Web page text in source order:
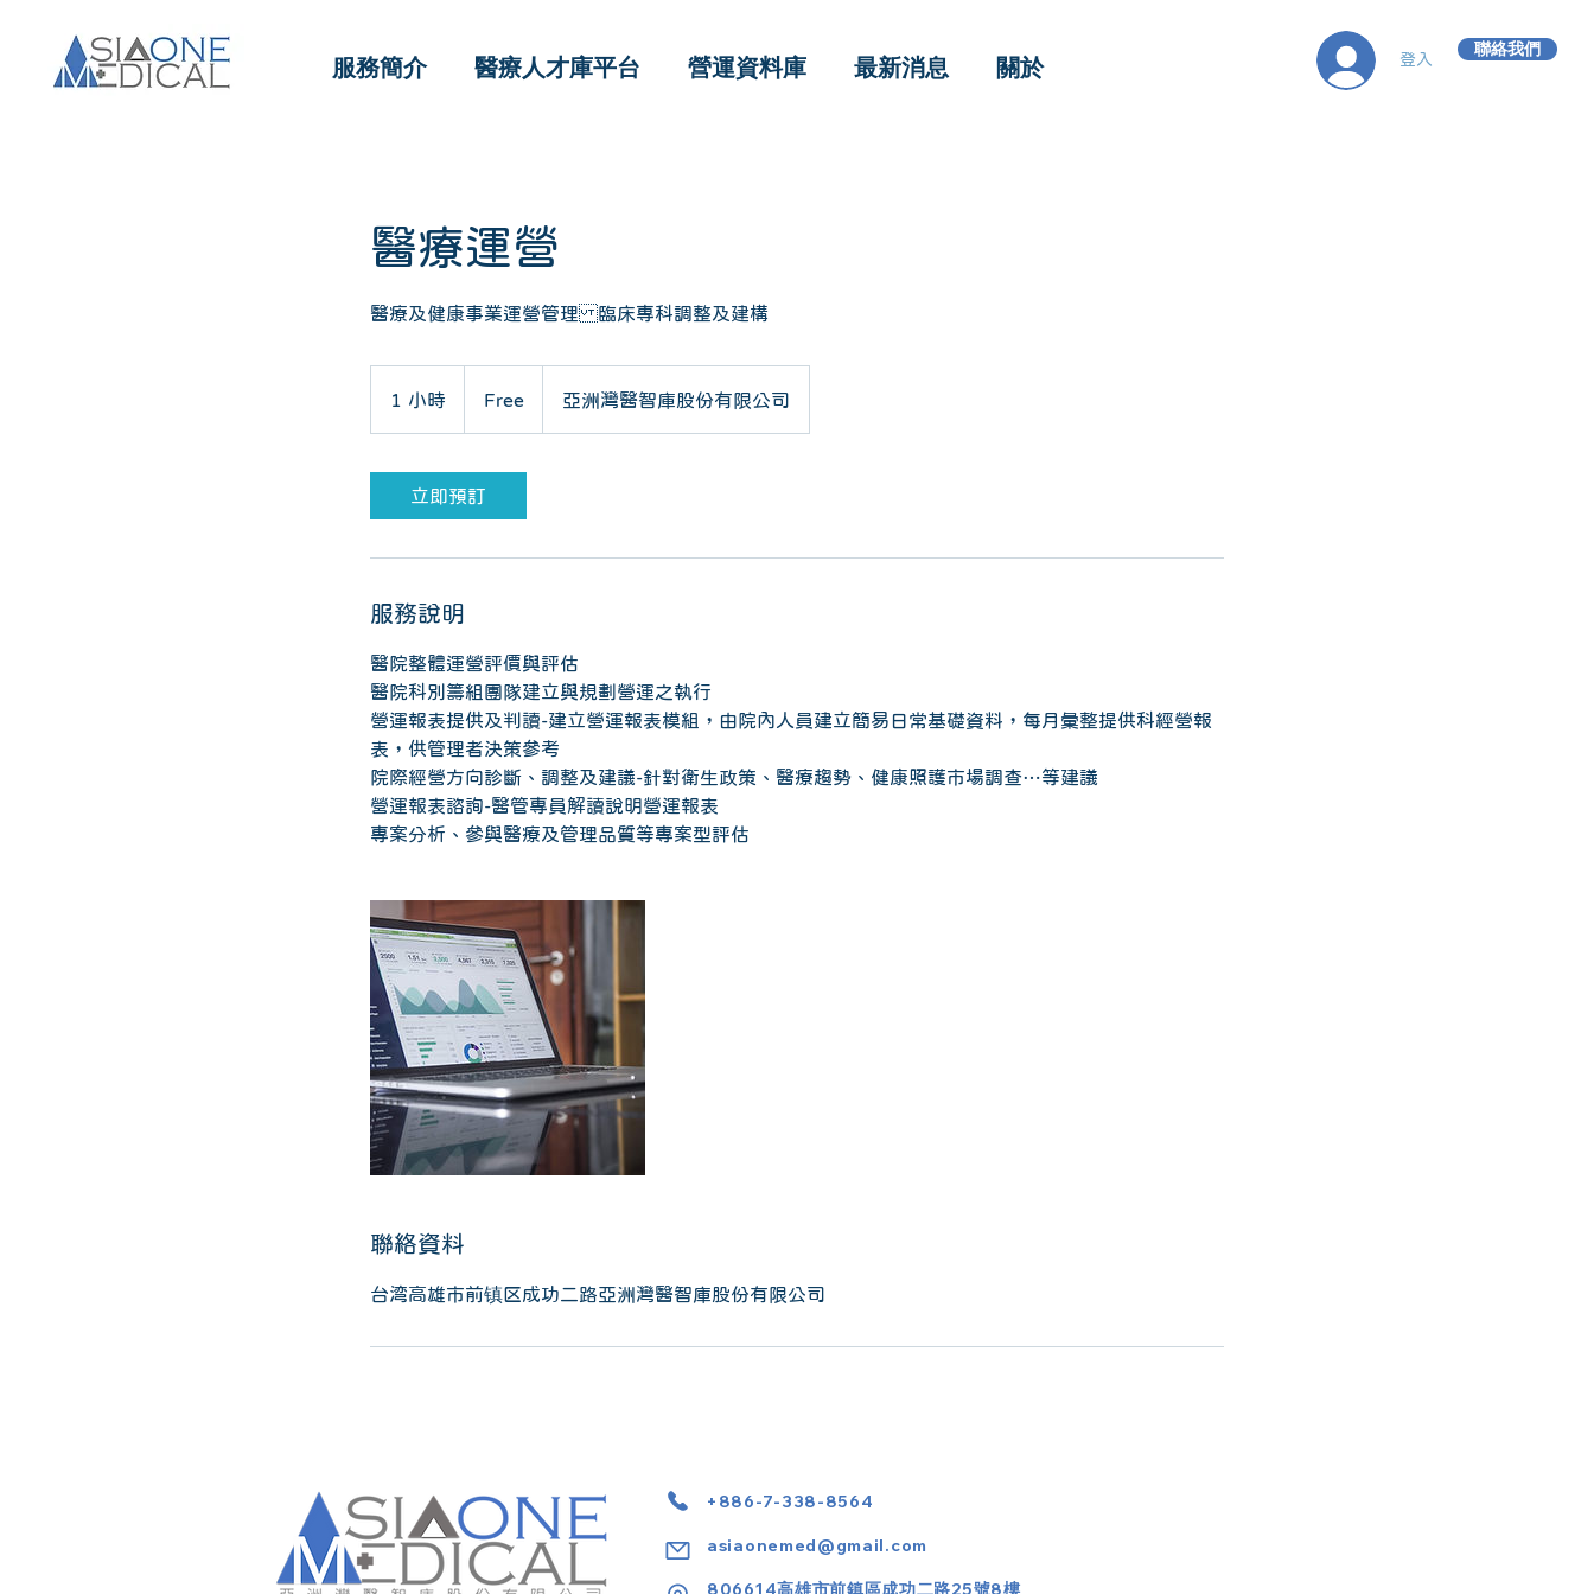
登入
服務簡介 醫療人才庫平台 營運資料庫 最新消息 關於
聯絡我們
醫療運營
醫療及健康事業運營管理 臨床專科調整及建構
1 小時 Free 亞洲灣醫智庫股份有限公司
立即預訂
服務說明
醫院整體運營評價與評估
醫院科別籌組團隊建立與規劃營運之執行
營運報表提供及判讀-建立營運報表模組，由院內人員建立簡易日常基礎資料，每月彙整提供科經營報
表，供管理者決策參考
院際經營方向診斷、調整及建議-針對衛生政策、醫療趨勢、健康照護市場調查…等建議
營運報表諮詢-醫管專員解讀說明營運報表
專案分析、參與醫療及管理品質等專案型評估
聯絡資料
台湾高雄市前镇区成功二路亞洲灣醫智庫股份有限公司
+886-7-338-8564
asiaonemed@gmail.com
806614高雄市前鎮區成功二路25號8樓